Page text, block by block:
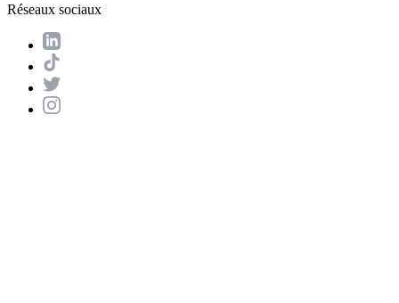
Réseaux sociaux